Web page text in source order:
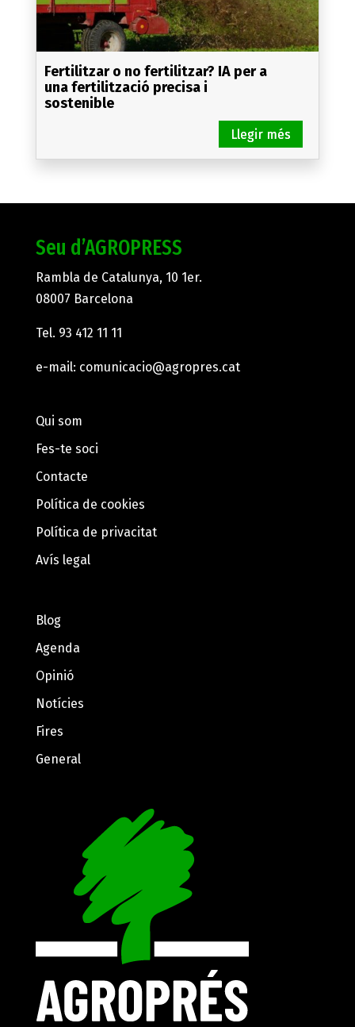
Fertilitzar o no fertilitzar? IA per a
una fertilització precisa i
sostenible
Seu d’AGROPRESS
Rambla de Catalunya, 10 1er.
08007 Barcelona
Tel. 93 412 11 11
e-mail: comunicacio@agropres.cat
Qui som
Fes-te soci
Contacte
Política de cookies
Política de privacitat
Avís legal
Blog
Agenda
Opinió
Notícies
Fires
General